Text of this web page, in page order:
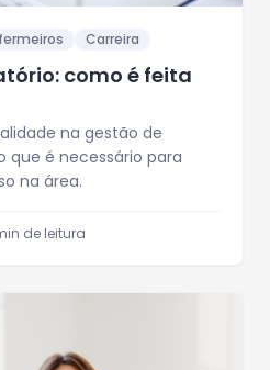
Carreira
como é feita
na gestão de
que é necessário para
na área.
de leitura